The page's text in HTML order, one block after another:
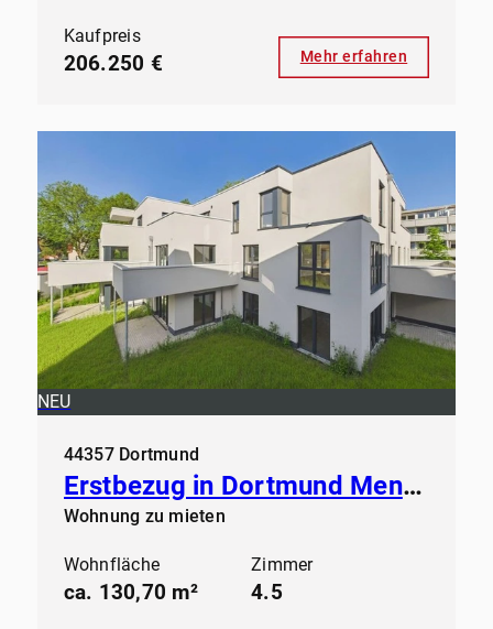
Kaufpreis
206.250 € Mehr erfahren
NEU
44357 Dortmund
Erstbezug in Dortmund Mengede - Modernes Wohnen ab sofort
Wohnung zu mieten
Wohnfläche
ca. 130,70 m²
Zimmer
4.5